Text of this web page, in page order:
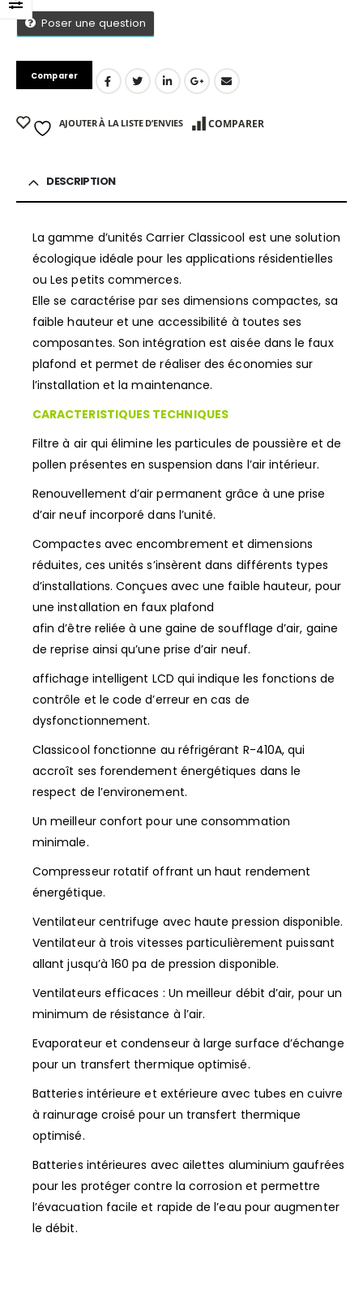
Poser une question
Comparer
AJOUTER À LA LISTE D’ENVIES COMPARER
DESCRIPTION
La gamme d’unités Carrier Classicool est une solution
écologique idéale pour les applications résidentielles
ou Les petits commerces.
Elle se caractérise par ses dimensions compactes, sa
faible hauteur et une accessibilité à toutes ses
composantes. Son intégration est aisée dans le faux
plafond et permet de réaliser des économies sur
l’installation et la maintenance.
CARACTERISTIQUES TECHNIQUES
Filtre à air qui élimine les particules de poussière et de
pollen présentes en suspension dans l’air intérieur.
Renouvellement d’air permanent grâce à une prise
d’air neuf incorporé dans l’unité.
Compactes avec encombrement et dimensions
réduites, ces unités s’insèrent dans différents types
d’installations. Conçues avec une faible hauteur, pour
une installation en faux plafond
afin d’être reliée à une gaine de soufflage d’air, gaine
de reprise ainsi qu’une prise d’air neuf.
affichage intelligent LCD qui indique les fonctions de
contrôle et le code d’erreur en cas de
dysfonctionnement.
Classicool fonctionne au réfrigérant R-410A, qui
accroît ses forendement énergétiques dans le
respect de l’environement.
Un meilleur confort pour une consommation
minimale.
Compresseur rotatif offrant un haut rendement
énergétique.
Ventilateur centrifuge avec haute pression disponible.
Ventilateur à trois vitesses particulièrement puissant
allant jusqu’à 160 pa de pression disponible.
Ventilateurs efficaces : Un meilleur débit d’air, pour un
minimum de résistance à l’air.
Evaporateur et condenseur à large surface d’échange
pour un transfert thermique optimisé.
Batteries intérieure et extérieure avec tubes en cuivre
à rainurage croisé pour un transfert thermique
optimisé.
Batteries intérieures avec ailettes aluminium gaufrées
pour les protéger contre la corrosion et permettre
l’évacuation facile et rapide de l’eau pour augmenter
le débit.